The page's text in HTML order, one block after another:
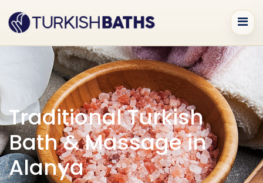
Traditional Turkish
Bath & Massage in
Alanya